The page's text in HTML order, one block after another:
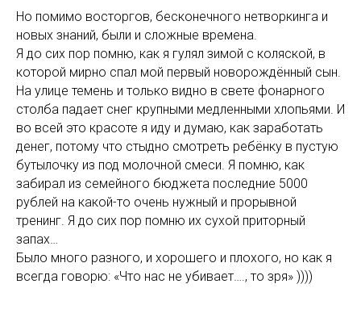
Но помимо восторгов, бесконечного нетворкинга и
новых знаний, были и сложные времена.
Я до сих пор помню, как я гулял зимой с коляской, в
которой мирно спал мой первый новорождённый сын.
На улице темень и только видно в свете фонарного
столба падает снег крупными медленными хлопьями. И
во всей это красоте я иду и думаю, как заработать
денег, потому что стыдно смотреть ребёнку в пустую
бутылочку из под молочной смеси. Я помню, как
забирал из семейного бюджета последние 5000
рублей на какой-то очень нужный и прорывной
тренинг. Я до сих пор помню их сухой приторный
запах…
Было много разного, и хорошего и плохого, но как я
всегда говорю: «Что нас не убивает…., то зря» ))))